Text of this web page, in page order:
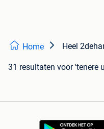
Home Heel
31 resultaten voor 'tenere